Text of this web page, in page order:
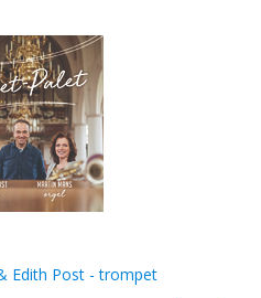
Edith Post - trompet